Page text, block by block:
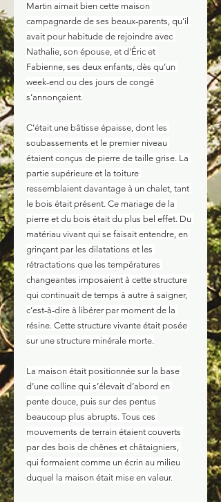
Martin aimait bien cette maison
campagnarde de ses beaux-parents, qu’il
avait pour habitude de rejoindre avec
Nathalie, son épouse, et d’Éric et
Fabienne, ses deux enfants, dès qu’un
week-end ou des jours de congé
s’annonçaient.
C’était une bâtisse épaisse, dont les
soubassements et le premier niveau
étaient conçus de pierre de taille grise. La
partie supérieure et la toiture
ressemblaient davantage à un chalet, tant
le bois était présent. Ce mariage de la
pierre et du bois était du plus bel effet. Du
matériau vivant qui se faisait entendre, en
grinçant par les dilatations et les
rétractations que les températures
changeantes imposaient à cette structure
qui continuait de temps à autre à saigner,
c’est-à-dire à libérer par moment de la
résine. Cette structure vivante était posée
sur une structure minérale morte.
La maison était positionnée sur la base
d’une colline qui s’élevait d’abord en
pente douce, puis sur des pentus
beaucoup plus abrupts. Tous ces
mouvements de terrain étaient couverts
par des bois de chênes et châtaigniers,
qui formaient comme un écrin au milieu
duquel la maison était mise en valeur.